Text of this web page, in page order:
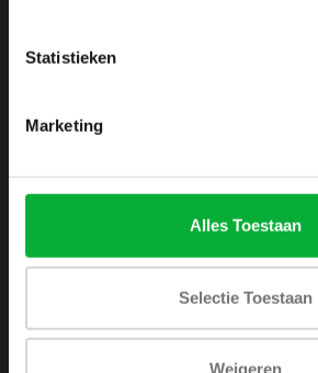
Statistieken
Marketing
Alles Toestaan
Selectie Toestaan
Weigeren
Disclaimer
Privacy Policy
Sitemap